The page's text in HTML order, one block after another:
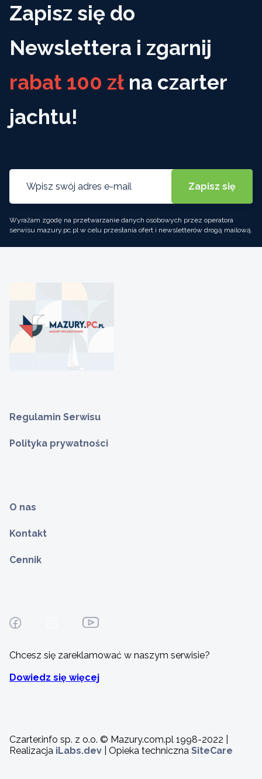
Zapisz się do
Newslettera i zgarnij
rabat 100 zł na czarter
jachtu!
Wyrażam zgodę na przetwarzanie danych osobowych przez operatora
serwisu mazury.pc.pl w celu przesłania ofert i newsletterów drogą mailową.
Regulamin Serwisu
Polityka prywatności
O nas
Kontakt
Cennik
Chcesz się zareklamować w naszym serwisie?
Dowiedz się więcej
Czarter.info sp. z o.o. © Mazury.com.pl 1998-2022 |
Realizacja iLabs.dev | Opieka techniczna SiteCare